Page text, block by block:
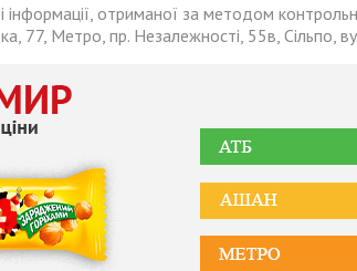
інформації, отриманої за методом
77, Метро, пр. Незалежності, 55в, Сільпо,